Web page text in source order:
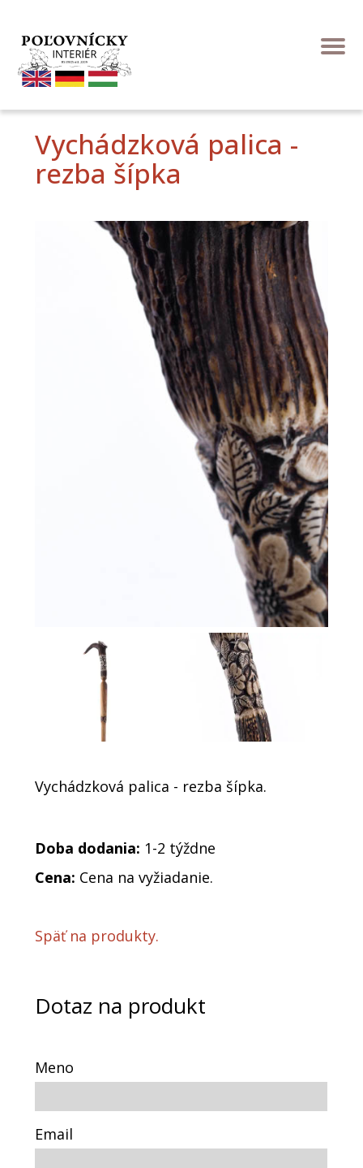
Vychádzková palica -
rezba šípka
Vychádzková palica - rezba šípka.
Doba dodania: 1-2 týždne
Cena: Cena na vyžiadanie.
Späť na produkty.
Dotaz na produkt
Meno
Email